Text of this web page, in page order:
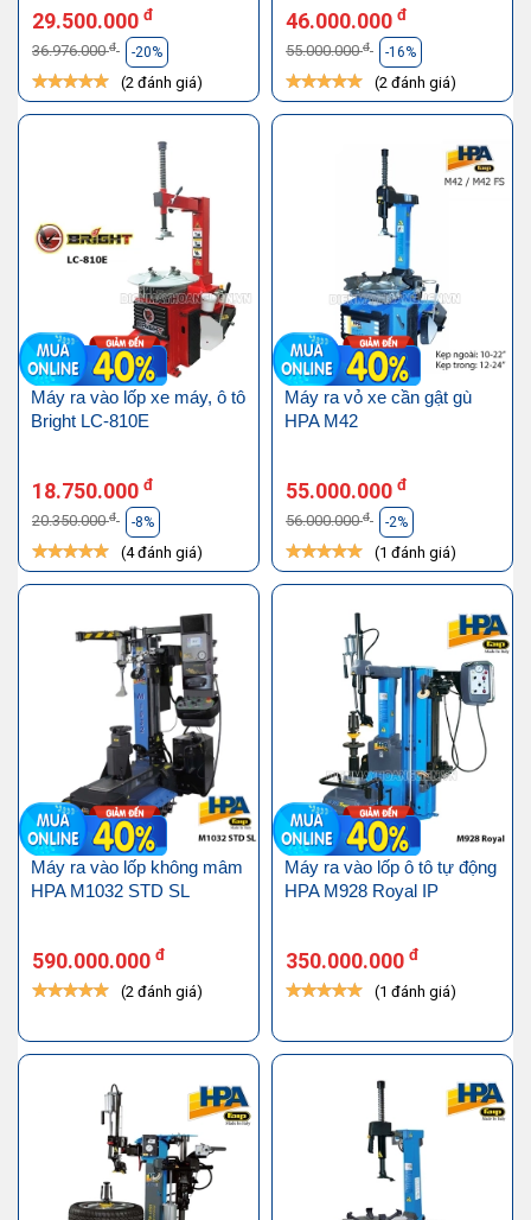
29.500.000 đ
36.976.000đ -20%
(2 đánh giá)
46.000.000 đ
55.000.000đ -16%
(2 đánh giá)
Máy ra vào lốp xe máy, ô tô
Bright LC-810E
18.750.000 đ
20.350.000đ -8%
(4 đánh giá)
Máy ra vỏ xe cần gật gù
HPA M42
55.000.000 đ
56.000.000đ -2%
(1 đánh giá)
Máy ra vào lốp không mâm
HPA M1032 STD SL
590.000.000 đ
(2 đánh giá)
Máy ra vào lốp ô tô tự động
HPA M928 Royal IP
350.000.000 đ
(1 đánh giá)